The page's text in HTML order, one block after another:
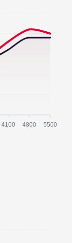
4100 4800 5500